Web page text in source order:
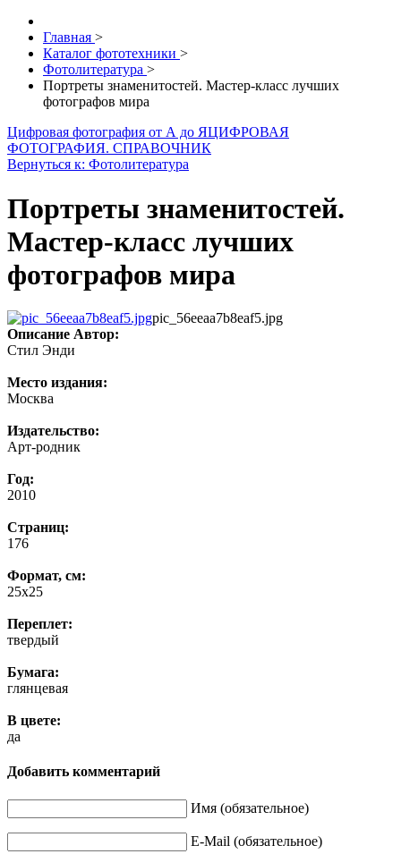
Главная >
Каталог фототехники >
Фотолитература >
Портреты знаменитостей. Мастер-класс лучших
фотографов мира
Цифровая фотография от А до ЯЦИФРОВАЯ
ФОТОГРАФИЯ. СПРАВОЧНИК
Вернуться к: Фотолитература
Портреты знаменитостей.
Мастер-класс лучших
фотографов мира
pic_56eeaa7b8eaf5.jpg
Описание Автор:
Стил Энди
Место издания:
Москва
Издательство:
Арт-родник
Год:
2010
Страниц:
176
Формат, см:
25х25
Переплет:
твердый
Бумага:
глянцевая
В цвете:
да
Добавить комментарий
Имя (обязательное)
E-Mail (обязательное)